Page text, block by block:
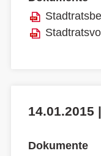
14.01.2015
Dokumente